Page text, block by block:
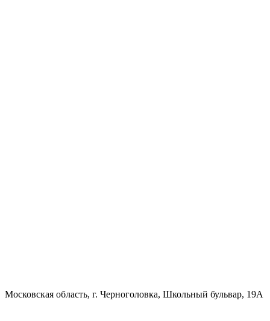
Московская область, г. Черноголовка, Школьный бульвар, 19А